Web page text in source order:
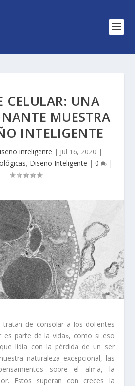
CELULAR: UNA
MUESTRA
INTELIGENTE
Inteligente | Jul 16, 2020 |
, Diseño Inteligente | 0 |
tratan de consolar a los dolientes
es parte de la vida», como si eso
lidia con la pérdida de un ser
naturaleza excepcional, las
sobre el alma, la
Estos superan con creces la